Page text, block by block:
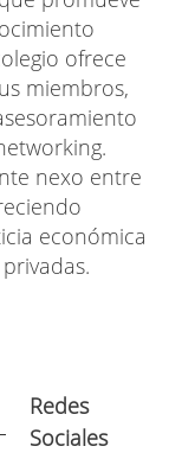
ofrece
miembros,
nexo entre
económica
Redes
Sociales